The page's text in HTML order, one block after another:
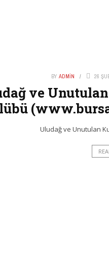
BY ADMIN 26
ve
Uludağ ve Unutulan